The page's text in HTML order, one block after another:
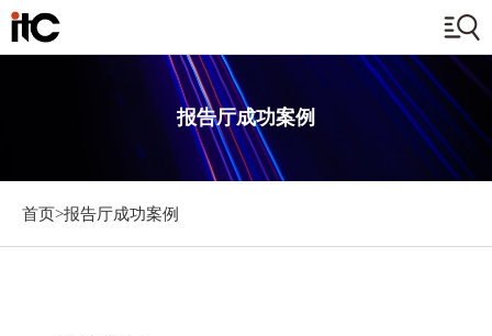
报告厅成功案例
首页>报告厅成功案例